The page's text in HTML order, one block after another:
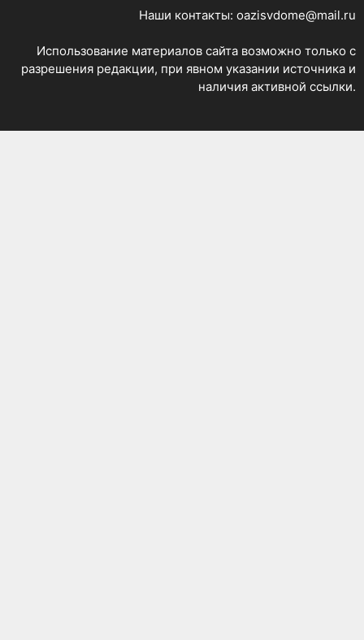
Наши контакты: oazisvdome@mail.ru
Использование материалов сайта возможно только с
разрешения редакции, при явном указании источника и
наличия активной ссылки.